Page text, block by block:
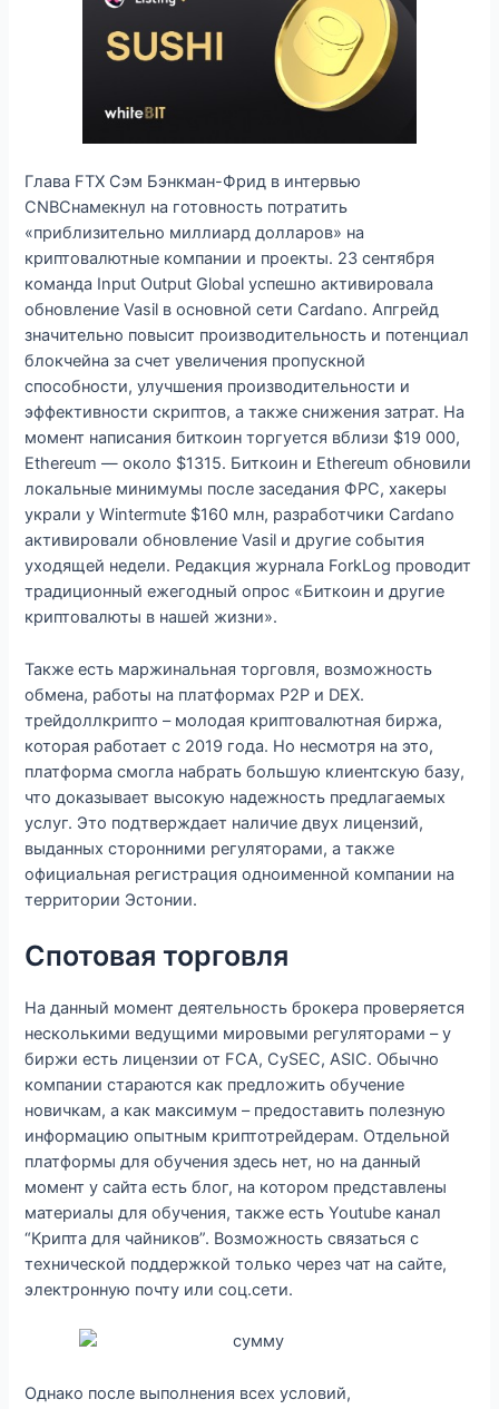
Глава FTX Сэм Бэнкман-Фрид в интервью
CNBCнамекнул на готовность потратить
«приблизительно миллиард долларов» на
криптовалютные компании и проекты. 23 сентября
команда Input Output Global успешно активировала
обновление Vasil в основной сети Cardano. Апгрейд
значительно повысит производительность и потенциал
блокчейна за счет увеличения пропускной
способности, улучшения производительности и
эффективности скриптов, а также снижения затрат. На
момент написания биткоин торгуется вблизи $19 000,
Ethereum — около $1315. Биткоин и Ethereum обновили
локальные минимумы после заседания ФРС, хакеры
украли у Wintermute $160 млн, разработчики Cardano
активировали обновление Vasil и другие события
уходящей недели. Редакция журнала ForkLog проводит
традиционный ежегодный опрос «Биткоин и другие
криптовалюты в нашей жизни».
Также есть маржинальная торговля, возможность
обмена, работы на платформах P2P и DEX.
трейдоллкрипто – молодая криптовалютная биржа,
которая работает с 2019 года. Но несмотря на это,
платформа смогла набрать большую клиентскую базу,
что доказывает высокую надежность предлагаемых
услуг. Это подтверждает наличие двух лицензий,
выданных сторонними регуляторами, а также
официальная регистрация одноименной компании на
территории Эстонии.
Спотовая торговля
На данный момент деятельность брокера проверяется
несколькими ведущими мировыми регуляторами – у
биржи есть лицензии от FCA, CySEC, ASIC. Обычно
компании стараются как предложить обучение
новичкам, а как максимум – предоставить полезную
информацию опытным криптотрейдерам. Отдельной
платформы для обучения здесь нет, но на данный
момент у сайта есть блог, на котором представлены
материалы для обучения, также есть Youtube канал
“Крипта для чайников”. Возможность связаться с
технической поддержкой только через чат на сайте,
электронную почту или соц.сети.
Однако после выполнения всех условий,